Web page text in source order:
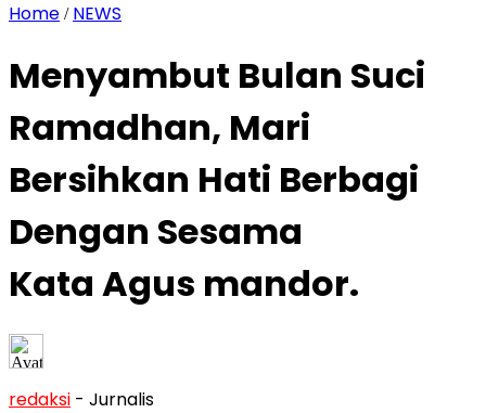
Home / NEWS
Menyambut Bulan Suci
Ramadhan, Mari
Bersihkan Hati Berbagi
Dengan Sesama
Kata Agus mandor.
redaksi - Jurnalis